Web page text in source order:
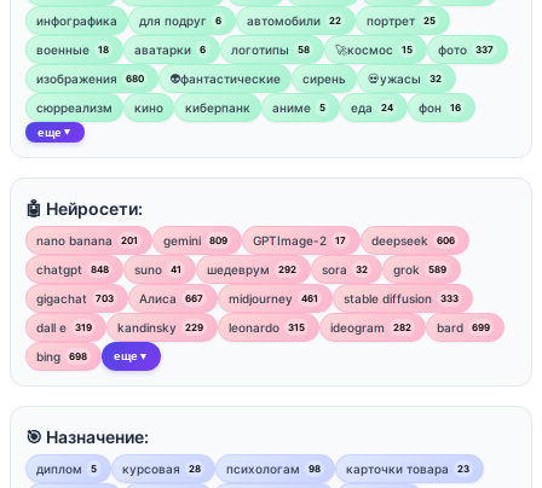
инфографика для подруг 6 автомобили 22 портрет 25
военные 18 аватарки 6 логотипы 58 🚀космос 15 фото 337
изображения 680 👽фантастические сирень 💀ужасы 32
сюрреализм кино киберпанк аниме 5 еда 24 фон 16
еще ▼
🤖 Нейросети:
nano banana 201 gemini 809 GPTImage-2 17 deepseek 606
chatgpt 848 suno 41 шедеврум 292 sora 32 grok 589
gigachat 703 Алиса 667 midjourney 461 stable diffusion 333
dall e 319 kandinsky 229 leonardo 315 ideogram 282 bard 699
bing 698 еще ▼
🎯 Назначение:
диплом 5 курсовая 28 психологам 98 карточки товара 23